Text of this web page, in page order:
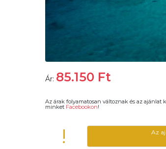
Ár: 85.150 Ft
Az árak folyamatosan változnak és az ajánlat
minket Facebookon!
!
Az